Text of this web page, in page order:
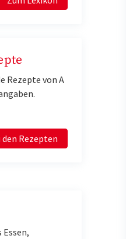
Rezepte von A
den Rezepten
Essen,